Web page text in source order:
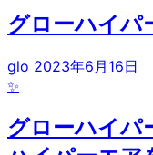
グローハイパ
glo 2023年6月16日
✨
グローハイパ